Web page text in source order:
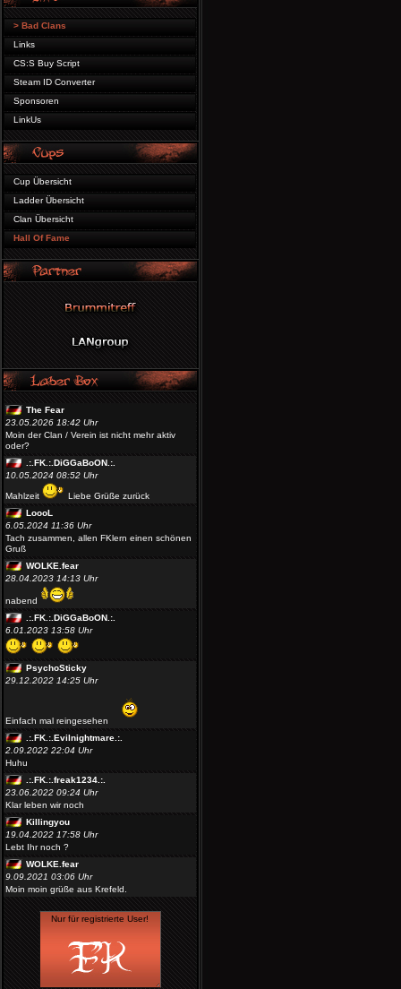
> Bad Clans
Links
CS:S Buy Script
Steam ID Converter
Sponsoren
LinkUs
Cup Übersicht
Ladder Übersicht
Clan Übersicht
Hall Of Fame
The Fear
23.05.2026 18:42 Uhr
Moin der Clan / Verein ist nicht mehr aktiv
oder?
.:.FK.:.DiGGaBoON.:.
10.05.2024 08:52 Uhr
Mahlzeit
Liebe Grüße zurück
LoooL
6.05.2024 11:36 Uhr
Tach zusammen, allen FKlern einen schönen
Gruß
WOLKE.fear
28.04.2023 14:13 Uhr
nabend
.:.FK.:.DiGGaBoON.:.
6.01.2023 13:58 Uhr
PsychoSticky
29.12.2022 14:25 Uhr
Einfach mal reingesehen
.:.FK.:.Evilnightmare.:.
2.09.2022 22:04 Uhr
Huhu
.:.FK.:.freak1234.:.
23.06.2022 09:24 Uhr
Klar leben wir noch
Killingyou
19.04.2022 17:58 Uhr
Lebt Ihr noch ?
WOLKE.fear
9.09.2021 03:06 Uhr
Moin moin grüße aus Krefeld.